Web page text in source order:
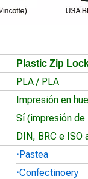
Plastic Zip
PLA / PLA
Impresión en
Sí (impresión
DIN, BRC e ISO
·Pastea
·Confectinoery